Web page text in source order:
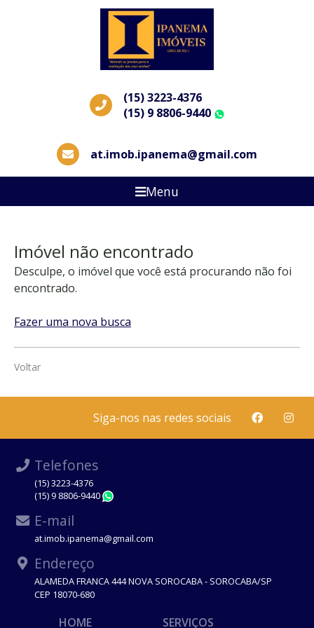
(15) 3223-4376
(15) 9 8806-9440
at.imob.ipanema@gmail.com
Menu
Imóvel não encontrado
Desculpe, o imóvel que você está procurando não foi
encontrado.
Fazer uma nova busca
Voltar
Siga-nos nas redes sociais
Telefones
(15) 3223-4376
(15) 9 8806-9440
E-mail
at.imob.ipanema@gmail.com
Endereço
ALAMEDA FRANCA 444 NOVA SOROCABA - SOROCABA/SP
CEP 18070-680
HOME SERVIÇOS